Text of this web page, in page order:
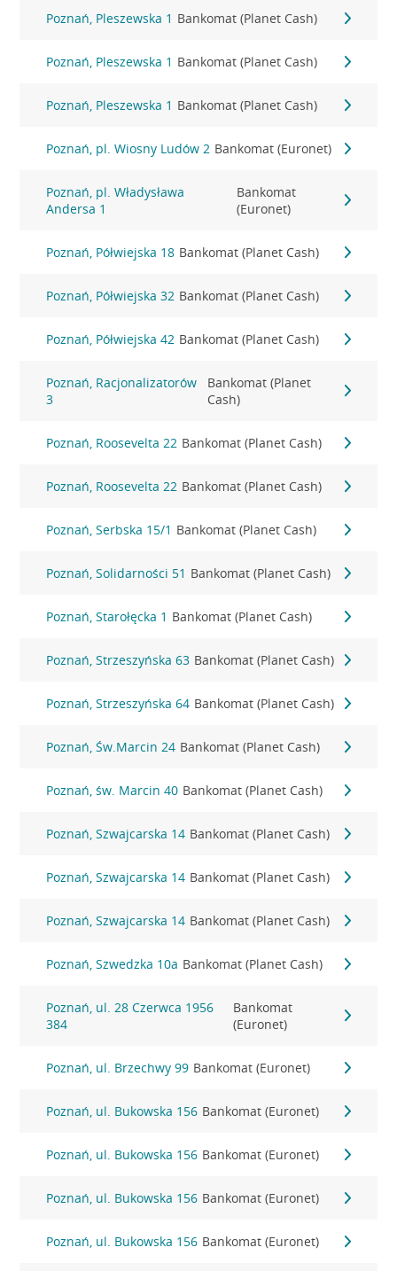
Poznań, Pleszewska 1 Bankomat (Planet Cash)
Poznań, Pleszewska 1 Bankomat (Planet Cash)
Poznań, Pleszewska 1 Bankomat (Planet Cash)
Poznań, pl. Wiosny Ludów 2 Bankomat (Euronet)
Poznań, pl. Władysława
Andersa 1
Bankomat
(Euronet)
Poznań, Półwiejska 18 Bankomat (Planet Cash)
Poznań, Półwiejska 32 Bankomat (Planet Cash)
Poznań, Półwiejska 42 Bankomat (Planet Cash)
Poznań, Racjonalizatorów
3
Bankomat (Planet
Cash)
Poznań, Roosevelta 22 Bankomat (Planet Cash)
Poznań, Roosevelta 22 Bankomat (Planet Cash)
Poznań, Serbska 15/1 Bankomat (Planet Cash)
Poznań, Solidarności 51 Bankomat (Planet Cash)
Poznań, Starołęcka 1 Bankomat (Planet Cash)
Poznań, Strzeszyńska 63 Bankomat (Planet Cash)
Poznań, Strzeszyńska 64 Bankomat (Planet Cash)
Poznań, Św.Marcin 24 Bankomat (Planet Cash)
Poznań, św. Marcin 40 Bankomat (Planet Cash)
Poznań, Szwajcarska 14 Bankomat (Planet Cash)
Poznań, Szwajcarska 14 Bankomat (Planet Cash)
Poznań, Szwajcarska 14 Bankomat (Planet Cash)
Poznań, Szwedzka 10a Bankomat (Planet Cash)
Poznań, ul. 28 Czerwca 1956
384
Bankomat
(Euronet)
Poznań, ul. Brzechwy 99 Bankomat (Euronet)
Poznań, ul. Bukowska 156 Bankomat (Euronet)
Poznań, ul. Bukowska 156 Bankomat (Euronet)
Poznań, ul. Bukowska 156 Bankomat (Euronet)
Poznań, ul. Bukowska 156 Bankomat (Euronet)